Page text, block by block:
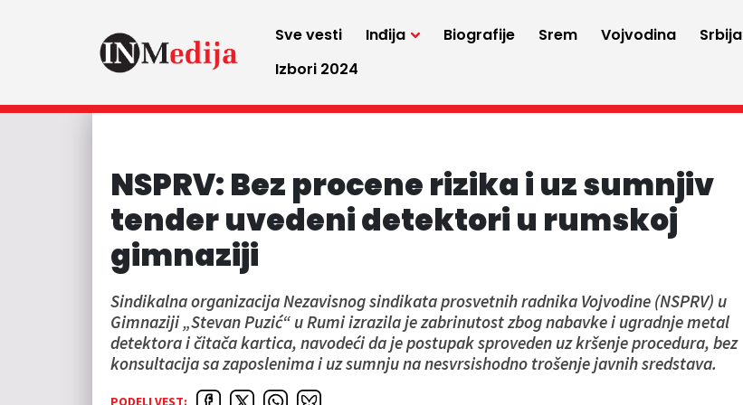
Sve vesti Inđija Biografije Srem Vojvodina Srbija
Izbori 2024
NSPRV: Bez procene rizika i uz sumnjiv
tender uvedeni detektori u rumskoj
gimnaziji
Sindikalna organizacija Nezavisnog sindikata prosvetnih radnika Vojvodine (NSPRV) u
Gimnaziji „Stevan Puzić“ u Rumi izrazila je zabrinutost zbog nabavke i ugradnje metal
detektora i čitača kartica, navodeći da je postupak sproveden uz kršenje procedura, bez
konsultacija sa zaposlenima i uz sumnju na nesvrsishodno trošenje javnih sredstava.
PODELI VEST: